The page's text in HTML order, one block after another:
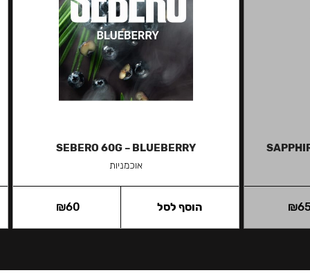
₪
SEBERO 60G – BLUEBERRY
אוכמניות
₪60 הוסף לסל